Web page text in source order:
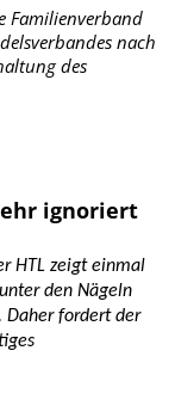
Familienverband
nach
des
ignoriert
HTL zeigt einmal
den Nägeln
Daher fordert der